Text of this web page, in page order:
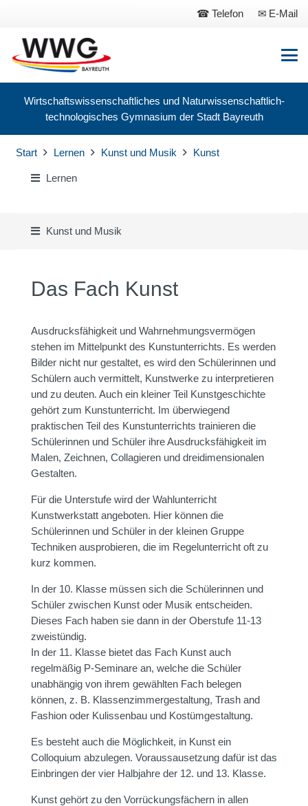
Telefon E-Mail
Wirtschaftswissenschaftliches und Naturwissenschaftlich-
technologisches Gymnasium der Stadt Bayreuth
Start Lernen Kunst und Musik Kunst
Lernen
Kunst und Musik
Das Fach Kunst
Ausdrucksfähigkeit und Wahrnehmungsvermögen
stehen im Mittelpunkt des Kunstunterrichts. Es werden
Bilder nicht nur gestaltet, es wird den Schülerinnen und
Schülern auch vermittelt, Kunstwerke zu interpretieren
und zu deuten. Auch ein kleiner Teil Kunstgeschichte
gehört zum Kunstunterricht. Im überwiegend
praktischen Teil des Kunstunterrichts trainieren die
Schülerinnen und Schüler ihre Ausdrucksfähigkeit im
Malen, Zeichnen, Collagieren und dreidimensionalen
Gestalten.
Für die Unterstufe wird der Wahlunterricht
Kunstwerkstatt angeboten. Hier können die
Schülerinnen und Schüler in der kleinen Gruppe
Techniken ausprobieren, die im Regelunterricht oft zu
kurz kommen.
In der 10. Klasse müssen sich die Schülerinnen und
Schüler zwischen Kunst oder Musik entscheiden.
Dieses Fach haben sie dann in der Oberstufe 11-13
zweistündig.
In der 11. Klasse bietet das Fach Kunst auch
regelmäßig P-Seminare an, welche die Schüler
unabhängig von ihrem gewählten Fach belegen
können, z. B. Klassenzimmergestaltung, Trash and
Fashion oder Kulissenbau und Kostümgestaltung.
Es besteht auch die Möglichkeit, in Kunst ein
Colloquium abzulegen. Voraussausetzung dafür ist das
Einbringen der vier Halbjahre der 12. und 13. Klasse.
Kunst gehört zu den Vorrückungsfächern in allen